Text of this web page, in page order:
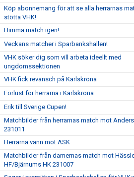
Köp abonnemang för att se alla herrarnas
stötta VHK!
Himma match igen!
Veckans matcher i Sparbankshallen!
VHK söker dig som vill arbeta ideellt med
ungdomssektionen
VHK fick revansch på Karlskrona
Förlust för herrarna i Karlskrona
Erik till Sverige Cupen!
Matchbilder från herrarnas match mot
231011
Herrarna vann mot ASK
Matchbilder från damernas match mot
HF/Bjärnums HK 231007